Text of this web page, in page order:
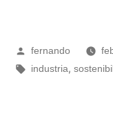
fernando
industria,